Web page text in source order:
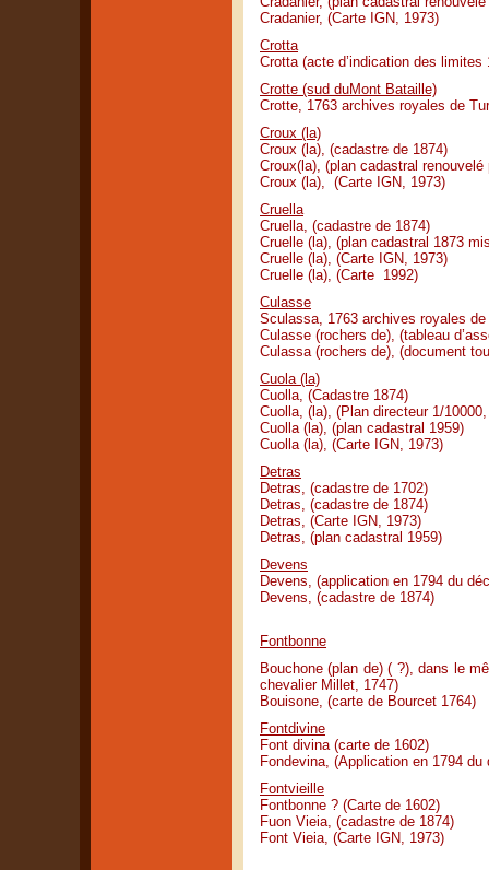
Cradanier, (Carte IGN, 1973)
Crotta
Crotta (acte d’indication des
Crotte (sud duMont Bataille)
Crotte, 1763 archives royales de
Croux (la)
Croux (la), (cadastre de 1874)
Croux(la), (plan cadastral renouvelé
Croux (la), (Carte IGN, 1973)
Cruella
Cruella, (cadastre de 1874)
Cruelle (la), (plan cadastral 1873
Cruelle (la), (Carte IGN, 1973)
Cruelle (la), (Carte 1992)
Culasse
Sculassa, 1763 archives royales de
Culasse (rochers de), (tableau
Culassa (rochers de), (document
Cuola (la)
Cuolla, (Cadastre 1874)
Cuolla, (la), (Plan directeur 1/
Cuolla (la), (plan cadastral 1959)
Cuolla (la), (Carte IGN, 1973)
Detras
Detras, (cadastre de 1702)
Detras, (cadastre de 1874)
Detras, (Carte IGN, 1973)
Detras, (plan cadastral 1959)
Devens
Devens, (application en 1794 du
Devens, (cadastre de 1874)
Fontbonne
Bouchone (plan de) ( ?), dans le
chevalier Millet, 1747)
Bouisone, (carte de Bourcet 1764)
Fontdivine
Font divina (carte de 1602)
Fondevina, (Application en 1794
Fontvieille
Fontbonne ? (Carte de 1602)
Fuon Vieia, (cadastre de 1874)
Font Vieia, (Carte IGN, 1973)